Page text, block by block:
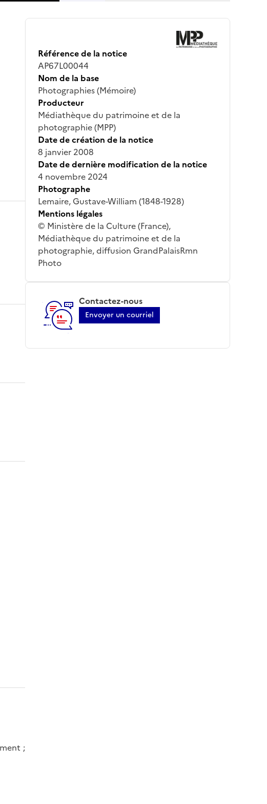
;
Référence de la notice
AP67L00044
Nom de la base
Photographies (Mémoire)
Producteur
Médiathèque du patrimoine et de la
photographie (MPP)
Date de création de la notice
8 janvier 2008
Date de dernière modification de la notice
4 novembre 2024
Photographe
Lemaire, Gustave-William (1848-1928)
Mentions légales
© Ministère de la Culture (France),
Médiathèque du patrimoine et de la
photographie, diffusion GrandPalaisRmn
Photo
Contactez-nous
Envoyer un courriel